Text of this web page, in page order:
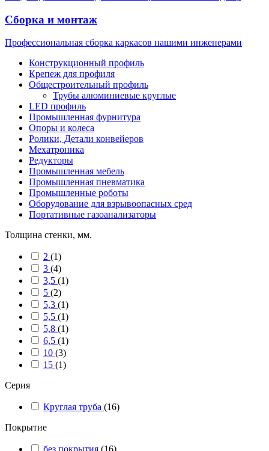
Сборка и монтаж
Профессиональная сборка каркасов нашими инженерами
Конструкционный профиль
Крепеж для профиля
Общестроительный профиль
Трубы алюминиевые круглые
LED профиль
Промышленная фурнитура
Опоры и колеса
Ролики, Детали конвейеров
Мехатроника
Редукторы
Промышленная мебель
Промышленная пневматика
Промышленные роботы
Оборудование для взрывоопасных сред
Портативные газоанализаторы
Толщина стенки, мм.
2 (1)
3 (4)
3,5 (1)
5 (2)
5,3 (1)
5,5 (1)
5,8 (1)
6,5 (1)
10 (3)
15 (1)
Серия
Круглая труба (16)
Покрытие